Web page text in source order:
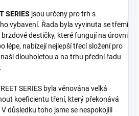
SERIES jsou určeny pro trh s
vybavení. Řada byla vyvinuta se třemi
destičky, které fungují na úrovni
lépe, nabízejí nejlepší třecí složení pro
dlouholetou a na trhu přední řadu
SERIES byla věnována velká
koeficientu tření, který překonává
důsledku toho jsme se nespokojili